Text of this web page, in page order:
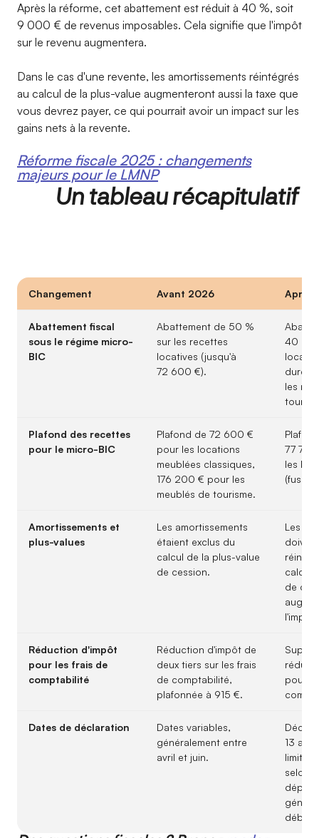
Après la réforme, cet abattement est réduit à 40 %, soit
9 000 € de revenus imposables. Cela signifie que l'impôt
sur le revenu augmentera.
Dans le cas d'une revente, les amortissements réintégrés
au calcul de la plus-value augmenteront aussi la taxe que
vous devrez payer, ce qui pourrait avoir un impact sur les
gains nets à la revente.
Réforme fiscale 2025 : changements
majeurs pour le LMNP
Un tableau récapitulatif
Changement Avant 2026 Après
Abattement fiscal
sous le régime micro-
BIC
Abattement de 50 %
sur les recettes
locatives (jusqu'à
72 600 €).
40 %
les
Plafond des recettes
pour le micro-BIC
Plafond de 72 600 €
pour les locations
meublées classiques,
176 200 € pour les
meublés de tourisme.
77
les
Amortissements et
plus-values
Les amortissements
étaient exclus du
calcul de la plus-value
de cession.
Les
calcul
de
l'impôt.
Réduction d'impôt
pour les frais de
comptabilité
Réduction d'impôt de
deux tiers sur les frais
de comptabilité,
plafonnée à 915 €.
pour
Dates de déclaration
Dates variables,
généralement entre
avril et juin.
13
limites
selon
début